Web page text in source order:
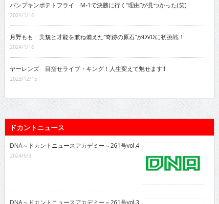
パンプキンポテトフライ M-1で決勝に行く“理由”が見つかった(笑)
2024/1/16
月野もも 美貌と才能を兼ね備えた“奇跡の原石”がDVDに初挑戦！
2024/1/16
ヤーレンズ 目指せライブ・キング！人生変えて魅せます!!
2023/12/15
ドカントニュース
DNA～ドカントニュースアカデミー～261号vol.4
2024/6/3
DNA～ドカントニュースアカデミー～261号vol.3